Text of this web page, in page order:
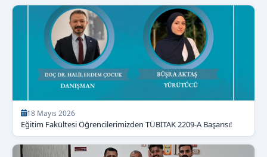
18 Mayıs 2026
Eğitim Fakültesi Öğrencilerimizden TÜBİTAK 2209-A Başarısı!